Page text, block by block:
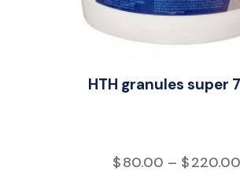
HTH granules super
$80.00 – $220.00